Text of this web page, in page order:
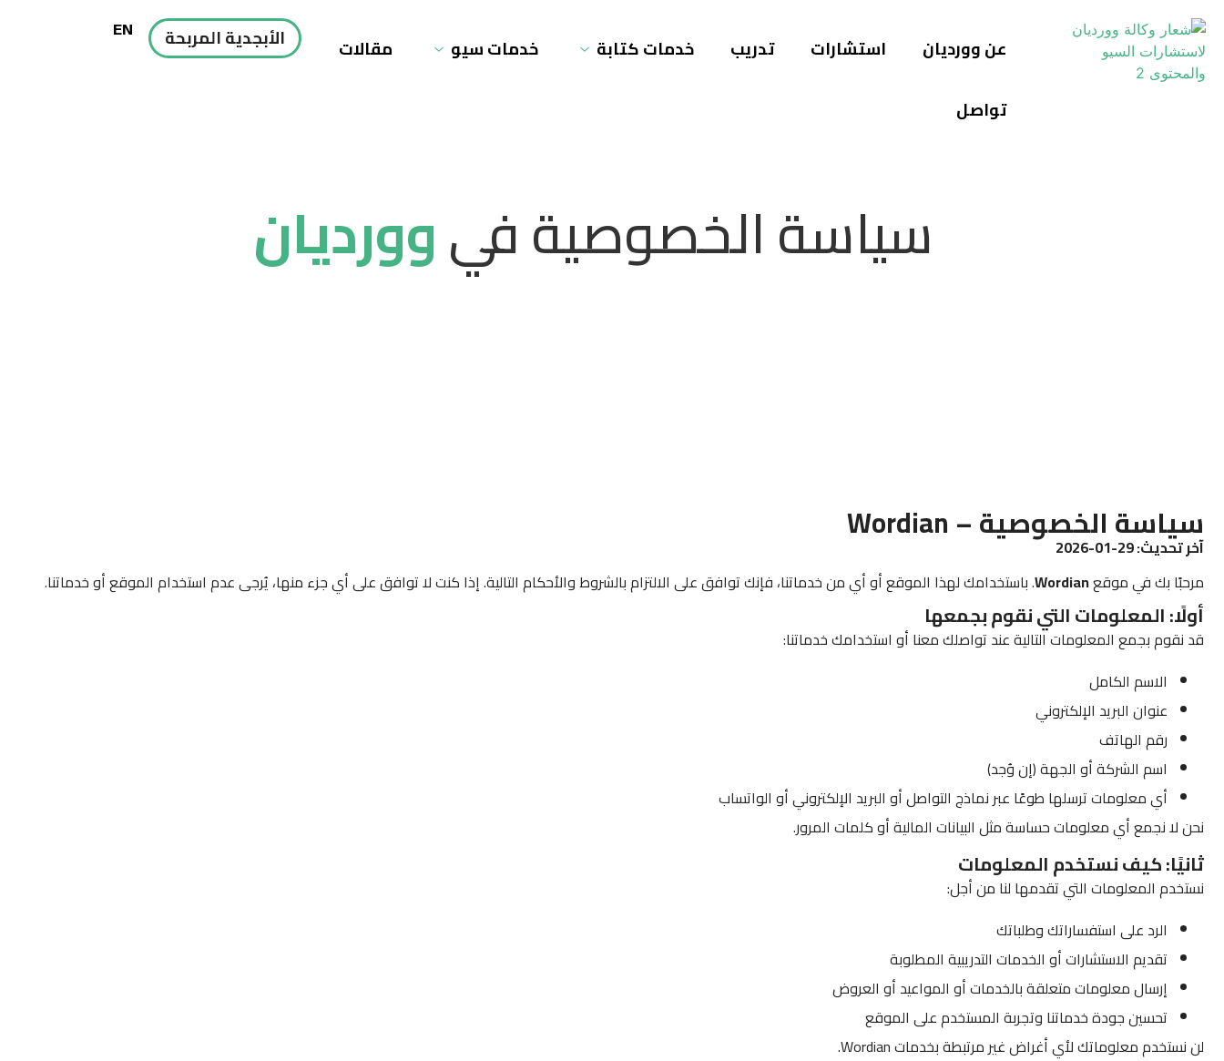
عن وورديان استشارات تدريب خدمات كتابة خدمات سيو مقالات
تواصل
الأبجدية المربحة EN
سياسة الخصوصية فيوورديان
سياسة الخصوصية – Wordian
آخر تحديث: 29-01-2026
مرحبًا بك في موقعWordian. باستخدامك لهذا الموقع أو أي من خدماتنا، فإنك توافق على الالتزام بالشروط والأحكام التالية. إذا كنت لا توافق على أي جزء منها، يُرجى عدم استخدام الموقع أو خدماتنا.
أولًا: المعلومات التي نقوم بجمعها
قد نقوم بجمع المعلومات التالية عند تواصلك معنا أو استخدامك خدماتنا:
الاسم الكامل
عنوان البريد الإلكتروني
رقم الهاتف
اسم الشركة أو الجهة (إن وُجد)
أي معلومات ترسلها طوعًا عبر نماذج التواصل أو البريد الإلكتروني أو الواتساب
نحن لا نجمع أي معلومات حساسة مثل البيانات المالية أو كلمات المرور.
ثانيًا: كيف نستخدم المعلومات
نستخدم المعلومات التي تقدمها لنا من أجل:
الرد على استفساراتك وطلباتك
تقديم الاستشارات أو الخدمات التدريبية المطلوبة
إرسال معلومات متعلقة بالخدمات أو المواعيد أو العروض
تحسين جودة خدماتنا وتجربة المستخدم على الموقع
لن نستخدم معلوماتك لأي أغراض غير مرتبطة بخدمات Wordian.